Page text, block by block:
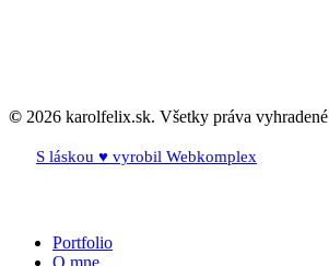
© 2026 karolfelix.sk. Všetky práva vyhradené
S láskou ♥ vyrobil Webkomplex
Close
Menu
Portfolio
O mne